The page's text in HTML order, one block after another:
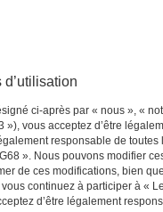
ci-après par « nous », «
»), vous acceptez d’être
responsable de
». Nous pouvons modifier
de ces modifications, bien
continuez à participer à «
d’être légalement